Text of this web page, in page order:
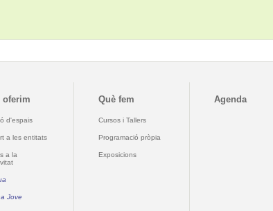
oferim
d'espais
a les entitats
a la
Jove
Què fem
Cursos i Tallers
Programació pròpia
Exposicions
Agenda